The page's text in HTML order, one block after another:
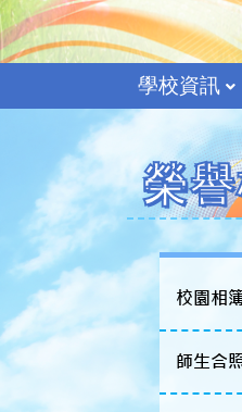
學校資訊
榮
校園相
師生合